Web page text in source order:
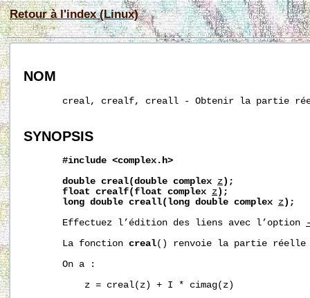
Retour à l'index (Linux)
NOM
creal, crealf, creall - Obtenir la partie
SYNOPSIS
#include <complex.h>
double creal(double complex z );
float crealf(float complex z );
long double creall(long double complex z );
       Effectuez l’édition des liens avec l’option
       La fonction
creal() renvoie la partie réelle
       On a :
           z = creal(z) + I * cimag(z)